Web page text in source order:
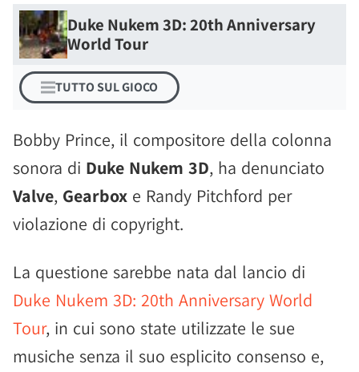
Duke Nukem 3D: 20th Anniversary
World Tour
TUTTO SUL GIOCO
Bobby Prince, il compositore della colonna
sonora di Duke Nukem 3D, ha denunciato
Valve, Gearbox e Randy Pitchford per
violazione di copyright.
La questione sarebbe nata dal lancio di
Duke Nukem 3D: 20th Anniversary World
Tour, in cui sono state utilizzate le sue
musiche senza il suo esplicito consenso e,